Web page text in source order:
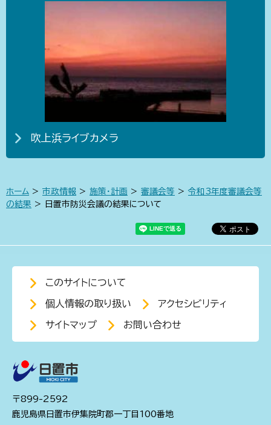
吹上浜ライブカメラ
ホーム > 市政情報 > 施策・計画 > 審議会等 > 令和3年度審議会等
の結果 > 日置市防災会議の結果について
このサイトについて
個人情報の取り扱い アクセシビリティ
サイトマップ お問い合わせ
〒899-2592
鹿児島県日置市伊集院町郡一丁目100番地